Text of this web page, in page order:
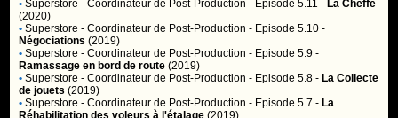
• Superstore - Coordinateur de Post-Production - Episode 5.11 - La Cheffe
(2020)
• Superstore - Coordinateur de Post-Production - Episode 5.10 -
Négociations (2019)
• Superstore - Coordinateur de Post-Production - Episode 5.9 -
Ramassage en bord de route (2019)
• Superstore - Coordinateur de Post-Production - Episode 5.8 - La Collecte
de jouets (2019)
• Superstore - Coordinateur de Post-Production - Episode 5.7 - La
Réhabilitation des voleurs à l'étalage (2019)